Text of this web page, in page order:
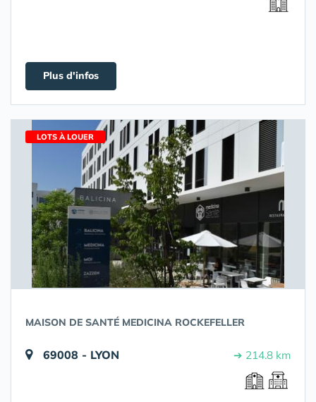
Plus d'infos
LOTS À LOUER
MAISON DE SANTÉ MEDICINA ROCKEFELLER
69008 - LYON ➔ 214.8 km